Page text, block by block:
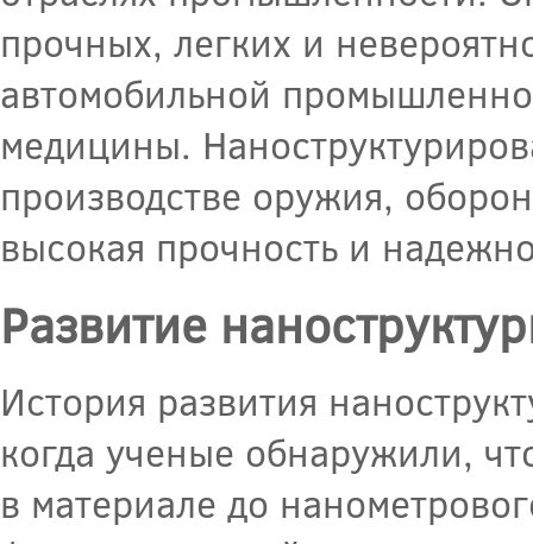
прочных, легких и
автомобильной
медицины.
производстве оружия,
высокая прочность и
Развитие
История развития
когда ученые обнаружили,
в материале до